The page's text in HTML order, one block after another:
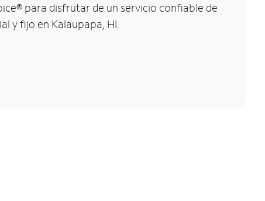
® para disfrutar de un servicio confiable de
y fijo en Kalaupapa, HI.